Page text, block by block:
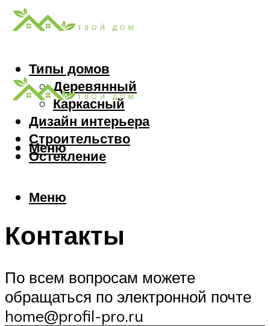
Типы домов
Деревянный
Каркасный
Дизайн интерьера
Строительство
Остекление
Меню
Меню
Контакты
По всем вопросам можете
обращаться по электронной почте
home@profil-pro.ru